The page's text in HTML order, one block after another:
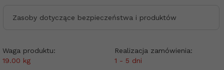
Zasoby dotyczące bezpieczeństwa i produktów
Waga produktu:
19.00 kg
Realizacja zamówienia:
1 - 5 dni